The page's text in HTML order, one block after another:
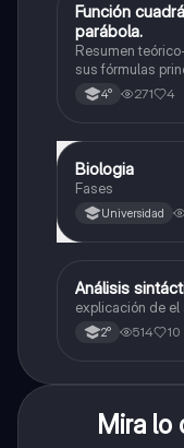
Matemáticas
Función
parábola.
Resumen
sus fórmulas
como
forma general,
4° 271 4
Biología
Biologia
Fases
Universidad
Lengua
Análisis
explicación de
2° 514 10
Mira lo